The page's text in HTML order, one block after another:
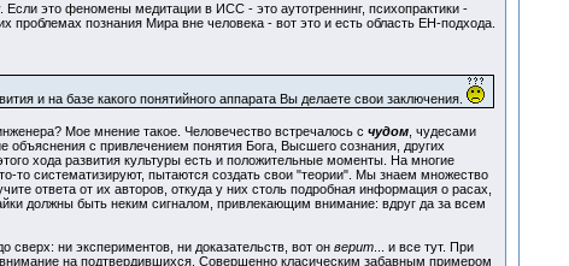
это феномены медитации в ИСС - это аутотреннинг, психопрактики -
познания Мира вне человека - вот это и есть область ЕН-подхода.
и на базе какого понятийного аппарата Вы делаете свои заключения.
Мое мнение такое. Человечество встречалось с чудом, чудесами
с привлечением понятия Бога, Высшего сознания, других
хода развития культуры есть и положительные моменты. На многие
то систематизируют, пытаются создать свои "теории". Мы знаем множество
ответа от их авторов, откуда у них столь подробная информация о расах,
должны быть неким сигналом, привлекающим внимание: вдруг да за всем
сверх: ни экспериментов, ни доказательств, вот он верит... и все тут. При
на подтвердившихся. Совершенно класическим забавным примером